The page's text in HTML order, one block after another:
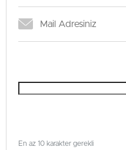
En az 10 karakter gerekli